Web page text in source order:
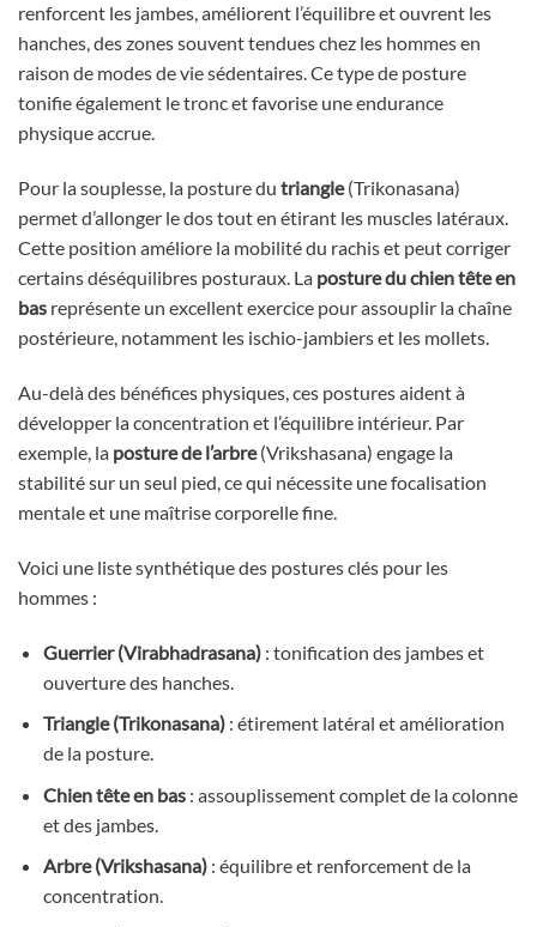
renforcent les jambes, améliorent l’équilibre et ouvrent les
hanches, des zones souvent tendues chez les hommes en
raison de modes de vie sédentaires. Ce type de posture
tonifie également le tronc et favorise une endurance
physique accrue.
Pour la souplesse, la posture du triangle(Trikonasana)
permet d’allonger le dos tout en étirant les muscles latéraux.
Cette position améliore la mobilité du rachis et peut corriger
certains déséquilibres posturaux. La posture du chien tête en
bas représente un excellent exercice pour assouplir la chaîne
postérieure, notamment les ischio-jambiers et les mollets.
Au-delà des bénéfices physiques, ces postures aident à
développer la concentration et l’équilibre intérieur. Par
exemple, la posture de l’arbre(Vrikshasana) engage la
stabilité sur un seul pied, ce qui nécessite une focalisation
mentale et une maîtrise corporelle fine.
Voici une liste synthétique des postures clés pour les
hommes :
Guerrier (Virabhadrasana): tonification des jambes et
ouverture des hanches.
Triangle (Trikonasana): étirement latéral et amélioration
de la posture.
Chien tête en bas: assouplissement complet de la colonne
et des jambes.
Arbre (Vrikshasana): équilibre et renforcement de la
concentration.